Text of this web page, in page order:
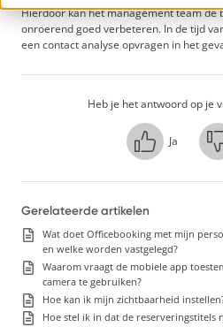
Hierdoor kan het management team de
onroerend goed verbeteren. In de tijd
een contact analyse opvragen in het
Heb je het antwoord op je
Ja
Gerelateerde artikelen
Wat doet Officebooking met mijn
en welke worden vastgelegd?
Waarom vraagt de mobiele app
camera te gebruiken?
Hoe kan ik mijn zichtbaarheid
Hoe stel ik in dat de reserveringstitels